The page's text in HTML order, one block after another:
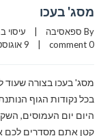
מסג' בעכו
By ספאסיבה עיסוי
0 comment
9 אוגוסט, 2016
מסג' בעכו בצורה שעוד
בכל נקודות הגוף
היום יום העמוסים,
קטן אתם מסדרים לכם